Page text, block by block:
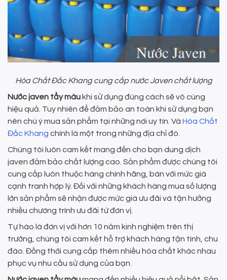
Hóa Chất Đắc Khang cung cấp nước Javen chất lượng
Nước javen tẩy màu khi sử dụng đúng cách sẽ vô cùng
hiệu quả. Tuy nhiên để đảm bảo an toàn khi sử dụng bạn
nên chú ý mua sản phẩm tại những nơi uy tín. Và Hóa Chất
Đắc Khang chính là một trong những địa chỉ đó.
Chúng tôi luôn cam kết mang đến cho bạn dung dịch
javen đảm bảo chất lượng cao. Sản phẩm được chúng tôi
cung cấp luôn thuộc hàng chính hãng, bán với mức giá
cạnh tranh hợp lý. Đối với những khách hàng mua số lượng
lớn sản phẩm sẽ nhận được mức giá ưu đãi và tận hưởng
nhiều chương trình ưu đãi từ đơn vị.
Tự hào là đơn vị với hơn 10 năm kinh nghiệm trên thị
trường, chúng tôi cam kết hỗ trợ khách hàng tận tình, chu
đáo. Đồng thời cung cấp thêm nhiều hóa chất khác nhau
phục vụ nhu cầu sử dụng của bạn.